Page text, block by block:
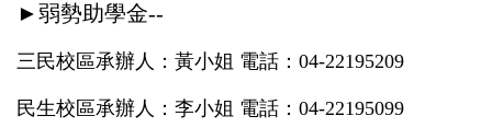
►弱勢助學金--
三民校區承辦人：黃小姐 電話：04-22195209
民生校區承辦人：李小姐 電話：04-22195099